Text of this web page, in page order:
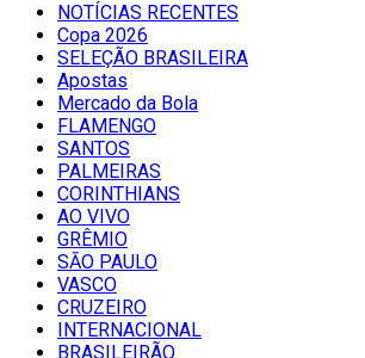
NOTÍCIAS RECENTES
Copa 2026
SELEÇÃO BRASILEIRA
Apostas
Mercado da Bola
FLAMENGO
SANTOS
PALMEIRAS
CORINTHIANS
AO VIVO
GRÊMIO
SĀO PAULO
VASCO
CRUZEIRO
INTERNACIONAL
BRASILEIRÃO